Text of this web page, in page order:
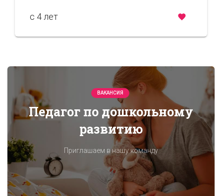
c 4 лет
ВАКАНСИЯ
Педагог по дошкольному
развитию
Приглашаем в нашу команду